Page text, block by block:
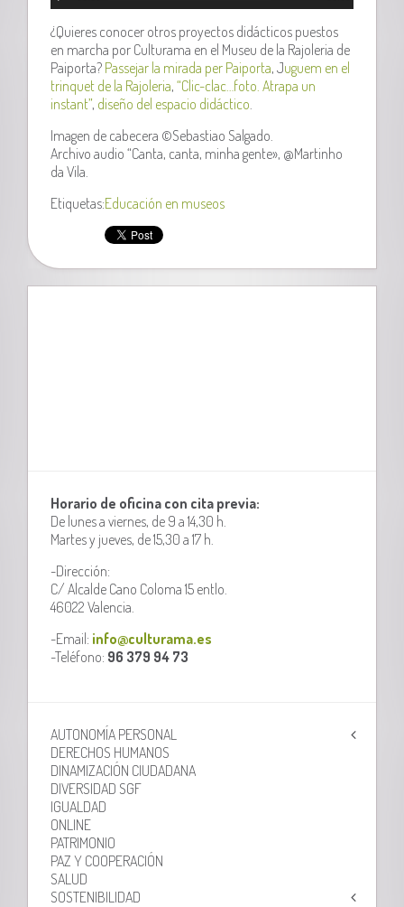
¿Quieres conocer otros proyectos didácticos puestos
en marcha por Culturama en el Museu de la Rajoleria de
Paiporta? Passejar la mirada per Paiporta, Juguem en el
trinquet de la Rajoleria,“Clic-clac…foto. Atrapa un
instant”, diseño del espacio didáctico
Imagen de cabecera ©Sebastiao Salgado.
Archivo audio “Canta, canta, minha gente», @Martinho
da Vila.
Etiquetas:Educación en museos
Horario de oficina con cita previa:
De lunes a viernes, de 9 a 14,30 h.
Martes y jueves, de 15,30 a 17 h.
-Dirección:
C/ Alcalde Cano Coloma 15 entlo.
46022 Valencia.
-Email: info@culturama.es
-Teléfono: 96 379 94 73
AUTONOMÍA PERSONAL
DERECHOS HUMANOS
DINAMIZACIÓN CIUDADANA
DIVERSIDAD SGF
IGUALDAD
ONLINE
PATRIMONIO
PAZ Y COOPERACIÓN
SALUD
SOSTENIBILIDAD